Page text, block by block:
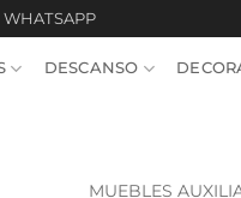
WHATSAPP
DESCANSO
MUEBLES